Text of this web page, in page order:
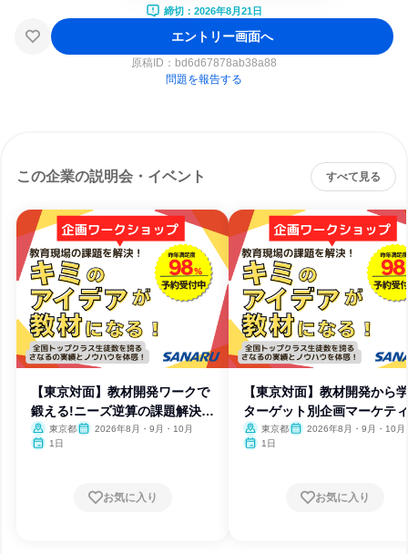
締切：2026年8月21日
エントリー画面へ
原稿ID： bd6d67878ab38a88
問題を報告する
この企業の説明会・イベント すべて見る
【東京対面】教材開発ワークで
鍛える!ニーズ逆算の課題解決思
考 東京都
2026年8月・9月・10月
1日
お気に入り
【東京対面】教材開発から
ターゲット別企画マーケテ
グ 東京都
2026年8月・9月・10月
1日
お気に入り